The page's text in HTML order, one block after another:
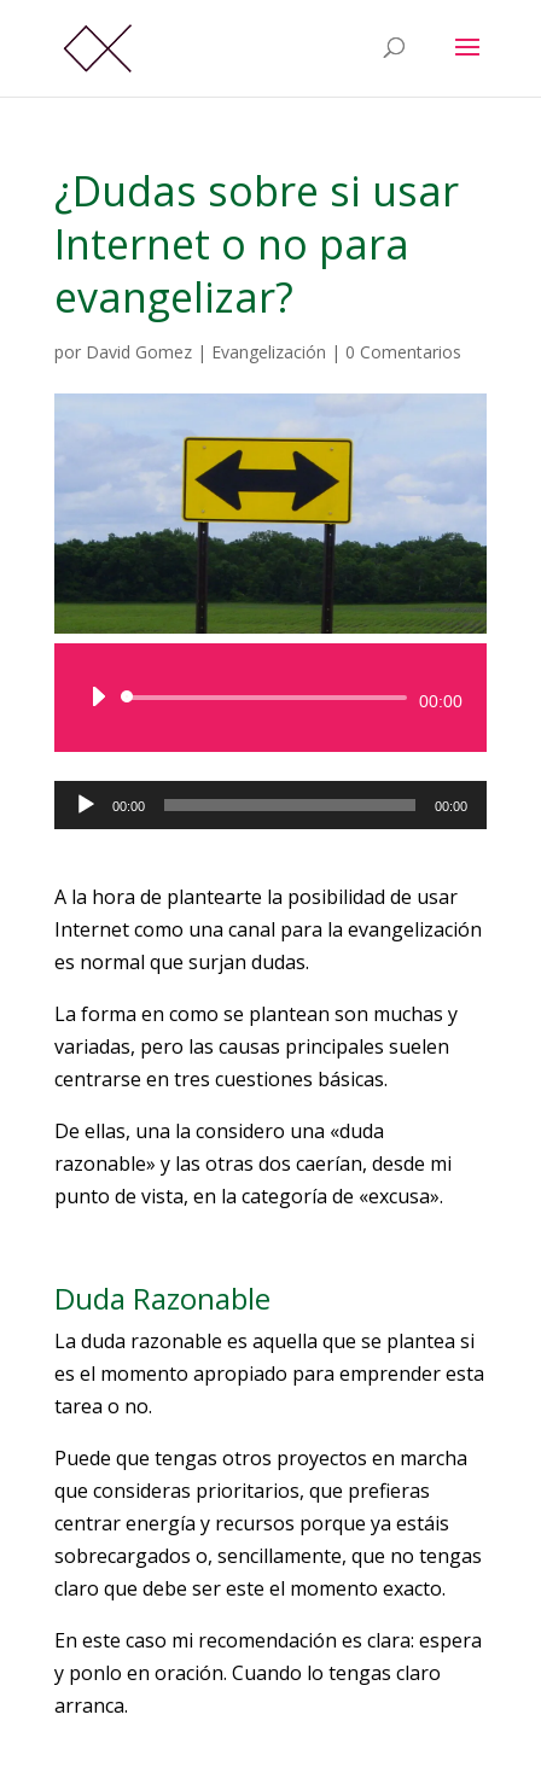
¿Dudas sobre si usar
Internet o no para
evangelizar?
por David Gomez| Evangelización | 0 Comentarios
Reproductor
00:00
Reproductor
de
00:00 00:00
A la hora de plantearte la posibilidad de usar
Internet como una canal para la evangelización
es normal que surjan dudas.
La forma en como se plantean son muchas y
variadas, pero las causas principales suelen
centrarse en tres cuestiones básicas.
De ellas, una la considero una «duda
razonable» y las otras dos caerían, desde mi
punto de vista, en la categoría de «excusa».
Duda Razonable
La duda razonable es aquella que se plantea si
es el momento apropiado para emprender esta
tarea o no.
Puede que tengas otros proyectos en marcha
que consideras prioritarios, que prefieras
centrar energía y recursos porque ya estáis
sobrecargados o, sencillamente, que no tengas
claro que debe ser este el momento exacto.
En este caso mi recomendación es clara: espera
y ponlo en oración. Cuando lo tengas claro
arranca.